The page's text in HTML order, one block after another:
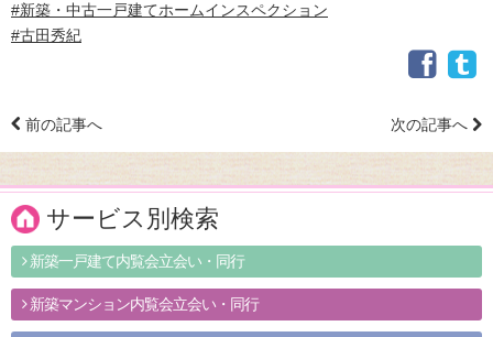
#新築・中古一戸建てホームインスペクション
#古田秀紀
前の記事へ 次の記事へ
サービス別検索
新築一戸建て内覧会立会い・同行
新築マンション内覧会立会い・同行